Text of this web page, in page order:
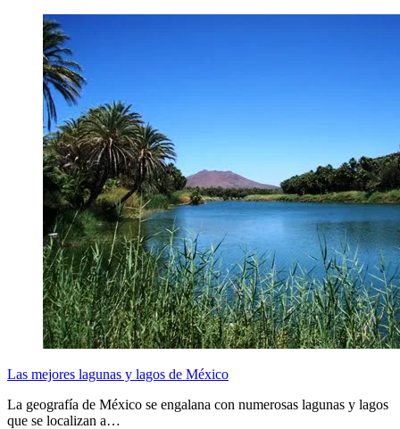
Las mejores lagunas y lagos de México
La geografía de México se engalana con numerosas lagunas y lagos
que se localizan a…